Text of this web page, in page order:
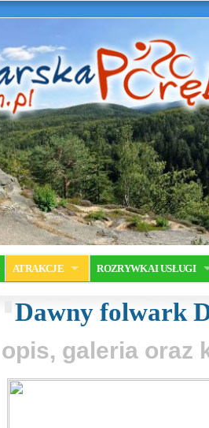
ATRAKCJE ROZRYWKA I USŁUGI
Dawny folwark
opis, galeria oraz